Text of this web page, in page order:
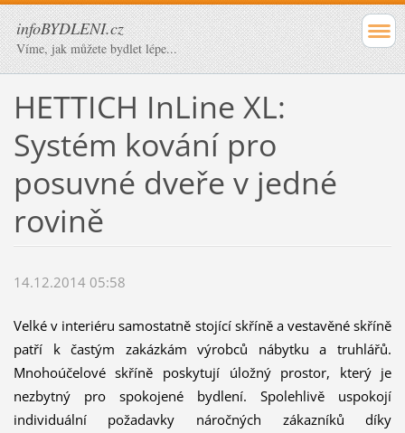
infoBYDLENI.cz
Víme, jak můžete bydlet lépe...
HETTICH InLine XL:
Systém kování pro
posuvné dveře v jedné
rovině
14.12.2014 05:58
Velké v interiéru samostatně stojící skříně a vestavěné skříně
patří k častým zakázkám výrobců nábytku a truhlářů.
Mnohoúčelové skříně poskytují úložný prostor, který je
nezbytný pro spokojené bydlení. Spolehlivě uspokojí
individuální požadavky náročných zákazníků díky